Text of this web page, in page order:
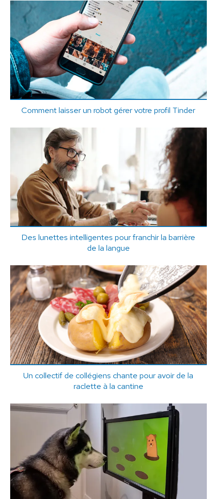
Comment laisser un robot gérer votre profil Tinder
Des lunettes intelligentes pour franchir la barrière
de la langue
Un collectif de collégiens chante pour avoir de la
raclette à la cantine